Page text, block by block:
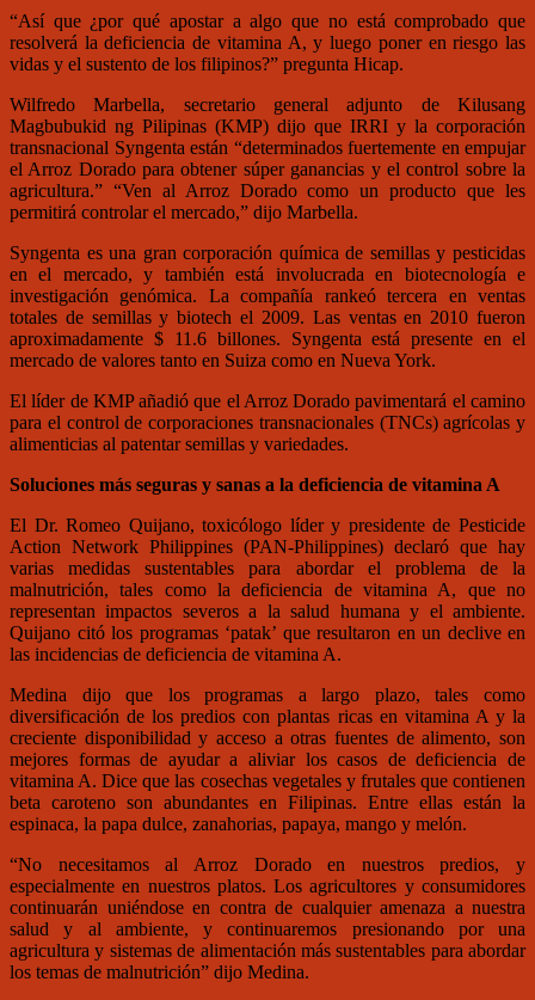
“Así que ¿por qué apostar a algo que no está comprobado que
resolverá la deficiencia de vitamina A, y luego poner en riesgo las
vidas y el sustento de los filipinos?” pregunta Hicap.
Wilfredo Marbella, secretario general adjunto de Kilusang
Magbubukid ng Pilipinas (KMP) dijo que IRRI y la corporación
transnacional Syngenta están “determinados fuertemente en empujar
el Arroz Dorado para obtener súper ganancias y el control sobre la
agricultura.” “Ven al Arroz Dorado como un producto que les
permitirá controlar el mercado,” dijo Marbella.
Syngenta es una gran corporación química de semillas y pesticidas
en el mercado, y también está involucrada en biotecnología e
investigación genómica. La compañía rankeó tercera en ventas
totales de semillas y biotech el 2009. Las ventas en 2010 fueron
aproximadamente $ 11.6 billones. Syngenta está presente en el
mercado de valores tanto en Suiza como en Nueva York.
El líder de KMP añadió que el Arroz Dorado pavimentará el camino
para el control de corporaciones transnacionales (TNCs) agrícolas y
alimenticias al patentar semillas y variedades.
Soluciones más seguras y sanas a la deficiencia de vitamina A
El Dr. Romeo Quijano, toxicólogo líder y presidente de Pesticide
Action Network Philippines (PAN-Philippines) declaró que hay
varias medidas sustentables para abordar el problema de la
malnutrición, tales como la deficiencia de vitamina A, que no
representan impactos severos a la salud humana y el ambiente.
Quijano citó los programas ‘patak’ que resultaron en un declive en
las incidencias de deficiencia de vitamina A.
Medina dijo que los programas a largo plazo, tales como
diversificación de los predios con plantas ricas en vitamina A y la
creciente disponibilidad y acceso a otras fuentes de alimento, son
mejores formas de ayudar a aliviar los casos de deficiencia de
vitamina A. Dice que las cosechas vegetales y frutales que contienen
beta caroteno son abundantes en Filipinas. Entre ellas están la
espinaca, la papa dulce, zanahorias, papaya, mango y melón.
“No necesitamos al Arroz Dorado en nuestros predios, y
especialmente en nuestros platos. Los agricultores y consumidores
continuarán uniéndose en contra de cualquier amenaza a nuestra
salud y al ambiente, y continuaremos presionando por una
agricultura y sistemas de alimentación más sustentables para abordar
los temas de malnutrición” dijo Medina.